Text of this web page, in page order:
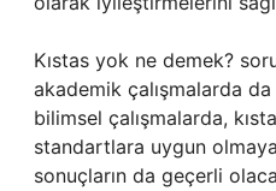
Kıstas yok ne demek?
akademik çalışmalarda da
bilimsel çalışmalarda,
standartlara uygun
sonuçların da geçerli